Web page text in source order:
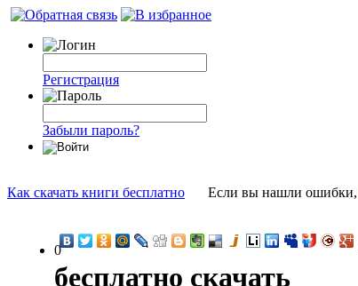
Регистрация
Забыли пароль?
Как скачать книги бесплатно Если вы нашли ошибки,
0
бесплатно скачать